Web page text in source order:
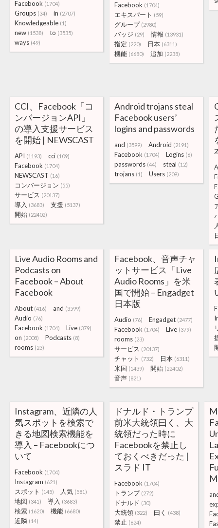
Facebook (1704)
Groups (34) in (2707)
Knowledgeable (1)
new (1538) to (3535)
ways (49)
Facebook (1704)
エキスパート (59)
グループ (2980)
バッジ (29) 情報 (13931)
指定 (220) 日本 (6311)
機能 (6680) 追加 (2238)
CCI、Facebook「コ
ンバージョンAPI」
の導入支援サービス
を開始 | NEWSCAST
API (1193) cci (109)
Facebook (1704)
NEWSCAST (16)
コンバージョン (55)
サービス (20137)
導入 (3683) 支援 (5137)
開始 (22402)
Android trojans steal
Facebook users’
logins and passwords
and (3599) Android (2191)
Facebook (1704) Logins (6)
passwords (44) steal (12)
trojans (1) Users (209)
Live Audio Rooms and
Podcasts on
Facebook – About
Facebook
About (416) and (3599)
Audio (76)
Facebook (1704) Live (379)
on (2008) Podcasts (8)
rooms (23)
Facebook、音声チャ
ットサービス「Live
Audio Rooms」を米
国で開始 – Engadget
日本版
Audio (76) Engadget (2477)
Facebook (1704) Live (379)
rooms (23)
サービス (20137)
チャット (732) 日本 (6311)
米国 (1439) 開始 (22402)
音声 (821)
Instagram、近隣の人
気スポットを検索で
きる地図検索機能を
導入 – Facebookにつ
いて
Facebook (1704)
Instagram (621)
スポット (145) 人気 (581)
地図 (341) 導入 (3683)
検索 (1620) 機能 (6680)
近隣 (14)
ドナルド・トランプ
前米大統領曰く、大
統領だった時に
Facebookを禁止し
ておくべきだった |
スラド IT
Facebook (1704)
トランプ (272)
ドナルド (30)
大統領 (322) 曰く (438)
禁止 (624)